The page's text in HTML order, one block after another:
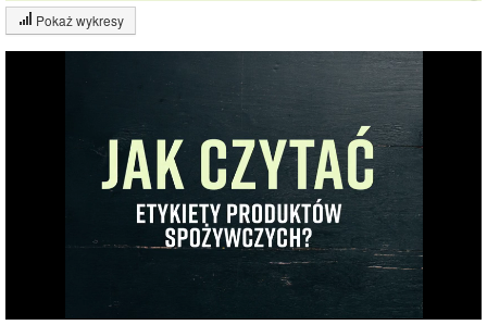
Pokaż wykresy
Wykres składu produktu